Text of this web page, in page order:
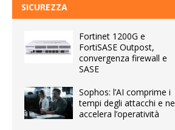
SICUREZZA
Fortinet 1200G e
FortiSASE Outpost,
convergenza firewall e
SASE
Sophos: l’AI comprime i
tempi degli attacchi e ne
accelera l’operatività